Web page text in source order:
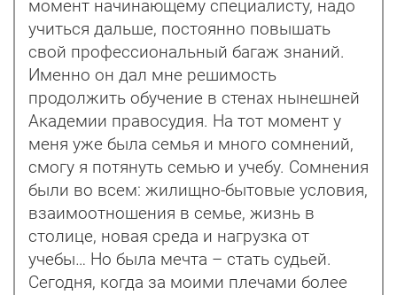
момент начинающему специалисту, надо
учиться дальше, постоянно повышать
свой профессиональный багаж знаний.
Именно он дал мне решимость
продолжить обучение в стенах нынешней
Академии правосудия. На тот момент у
меня уже была семья и много сомнений,
смогу я потянуть семью и учебу. Сомнения
были во всем: жилищно-бытовые условия,
взаимоотношения в семье, жизнь в
столице, новая среда и нагрузка от
учебы… Но была мечта – стать судьей.
Сегодня, когда за моими плечами более